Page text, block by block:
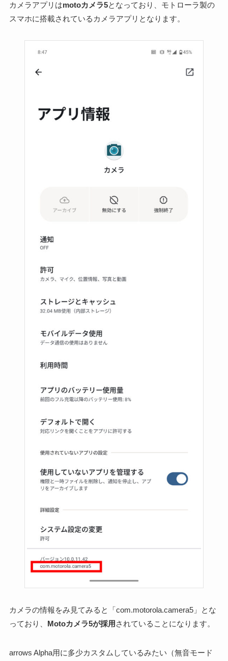
カメラアプリはmotoカメラ5となっており、モトローラ製の
スマホに搭載されているカメラアプリとなります。
カメラの情報をみ見てみると「com.motorola.camera5」とな
っており、 Motoカメラ5が採用 されていることになります。
arrows Alpha用に多少カスタムしているみたい（無音モード